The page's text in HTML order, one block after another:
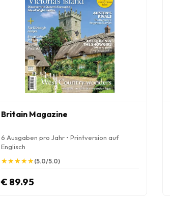
Britain Magazine
6 Ausgaben pro Jahr • Printversion auf
Englisch
★
★★
★★
★★
★★
★(5.0/5.0)
€ 89.95